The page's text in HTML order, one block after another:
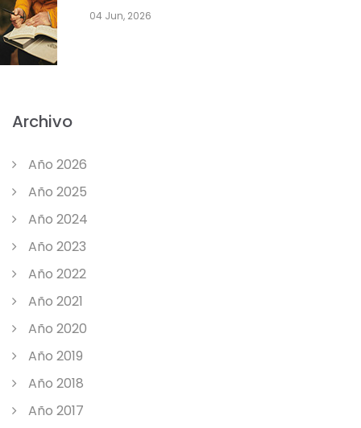
04 Jun, 2026
Archivo
Año 2026
Año 2025
Año 2024
Año 2023
Año 2022
Año 2021
Año 2020
Año 2019
Año 2018
Año 2017